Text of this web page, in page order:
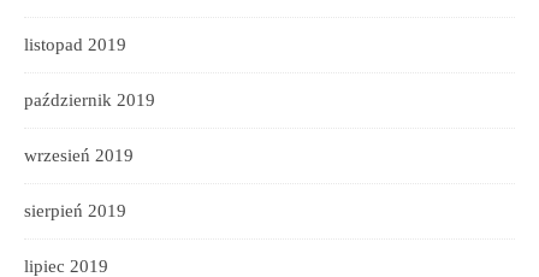
listopad 2019
październik 2019
wrzesień 2019
sierpień 2019
lipiec 2019